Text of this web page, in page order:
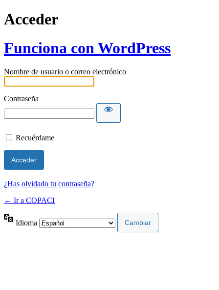
Acceder
Funciona con WordPress
Nombre de usuario o correo electrónico
Contraseña
Recuérdame
¿Has olvidado tu contraseña?
← Ir a COPACI
Idioma